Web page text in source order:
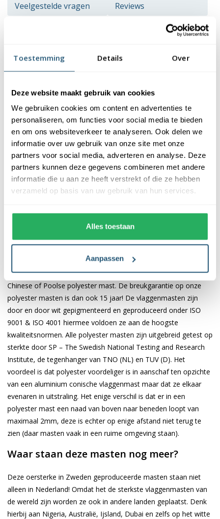
Toestemming Details Over
Deze website maakt gebruik van cookies
We gebruiken cookies om content en advertenties te
personaliseren, om functies voor social media te bieden
en om ons websiteverkeer te analyseren. Ook delen we
informatie over uw gebruik van onze site met onze
partners voor social media, adverteren en analyse. Deze
partners kunnen deze gegevens combineren met andere
informatie die u aan ze heeft verstrekt of die ze hebben
verzameld op basis van uw gebruik van hun services.
Alles toestaan
Aanpassen
Veelgestelde vragen Reviews
Deze sterke polyester vlaggenmasten met 20 jr. breukgarantie
zijn van Zweeds fabricaat, geproduceerd onder ISO 9001 &
verkrijgen zijn. De mast heeft een conisch verloop van 115mm
naar 65mm.
Meest gekozen vlaggenmast
De meest voorkomende vlaggenmast is de polyester
vlaggenmast, deze is gemaakt van duurzaam glasvezelversterkt
polyester, een onderhoudsvrij materiaal dat sterkte en een laag
gewicht combineert met een glanzende, gladde afwerking. Met
in aanschaf dan een aluminium conische vlaggenmast.
Onze polyester vlaggenmasten hebben een wanddikte van
6mm, dit houdt in dat deze gelijk is aan de kwaliteit van een
aluminium vlaggenmast. Dit is niet te vergelijken met een
Chinese of Poolse polyester mast. De breukgarantie op onze
polyester masten is dan ook 15 jaar! De vlaggenmasten zijn
door en door wit gepigmenteerd en geproduceerd onder ISO
9001 & ISO 4001 hiermee voldoen ze aan de hoogste
kwaliteitsnormen. Alle polyester masten zijn uitgebreid getest op
sterkte door SP – The Swedish National Testing and Research
Institute, de tegenhanger van TNO (NL) en TUV (D). Het
voordeel is dat polyester voordeliger is in aanschaf ten opzichte
van een aluminium conische vlaggenmast maar dat ze elkaar
evenaren in uitstraling. Het enige verschil is dat er in een
polyester mast een naad van boven naar beneden loopt van
maximaal 2mm, deze is echter op enige afstand niet terug te
zien (daar masten vaak in een ruime omgeving staan).
Waar staan deze masten nog meer?
Deze oersterke in Zweden geproduceerde masten staan niet
alleen in Nederland! Omdat het de sterkste vlaggenmasten van
de wereld zijn worden ze ook in andere landen geplaatst. Denk
hierbij aan Nigeria, Australië, Ijsland, Dubai en zelfs op het witte